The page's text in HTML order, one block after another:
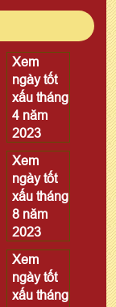
Xem
ngày tốt
xấu tháng
4 năm
2023
Xem
ngày tốt
xấu tháng
8 năm
2023
Xem
ngày tốt
xấu tháng